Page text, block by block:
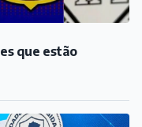
que estão